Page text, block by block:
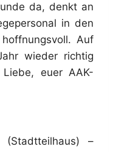
da, denkt an
in den
Auf
wieder richtig
euer AAK-
(Stadtteilhaus) –